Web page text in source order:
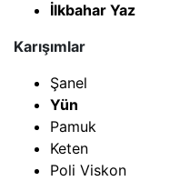
İlkbahar Yaz
Karışımlar
Şanel
Yün
Pamuk
Keten
Poli Viskon